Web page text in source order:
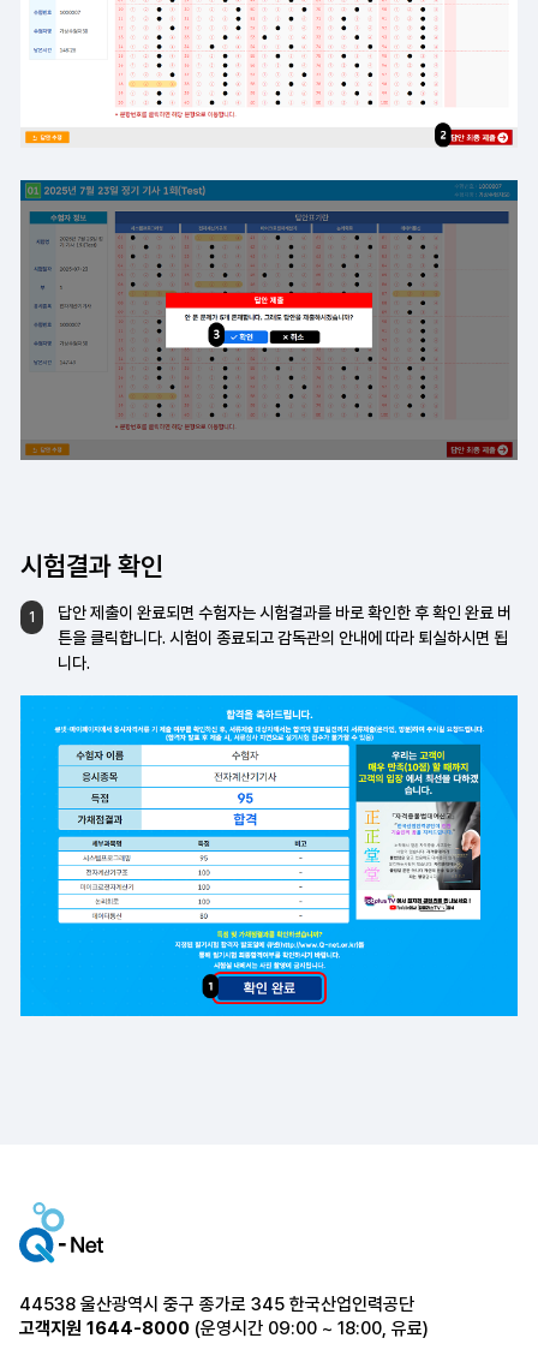
시험결과 확인
1 답안 제출이 완료되면 수험자는 시험결과를 바로 확인한 후 확인 완료 버
튼을 클릭합니다.시험이 종료되고 감독관의 안내에 따라 퇴실하시면 됩
니다.
44538 울산광역시 중구 종가로 345 한국산업인력공단
고객지원 1644-8000 (운영시간 09:00 ~ 18:00, 유료)